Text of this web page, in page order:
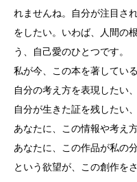
れませんね。自分が注目さ
をしたい。いわば、人間の
う、自己愛のひとつです。
私が今、この本を著してい
自分の考え方を表現したい、
自分が生きた証を残したい、
あなたに、この情報や考え
あなたに、この作品が私の
という欲望が、この創作を